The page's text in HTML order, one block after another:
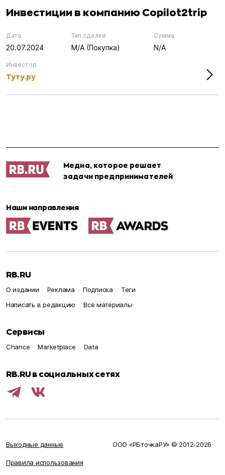
Инвестиции в компанию Copilot2trip
Дата
20.07.2024
Тип сделки
M/A (Покупка)
Сумма
N/A
Инвестор
Туту.ру
Медиа, которое решает
задачи предпринимателей
Наши направления
RB.RU
О издании Реклама Подписка
Теги
Написать в редакцию
Все материалы
Сервисы
Chance Marketplace Data
RB.RU в социальных сетях
Выходные данные
Правила использования
ООО «РБточкаРУ» © 2012‑2026